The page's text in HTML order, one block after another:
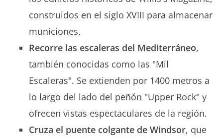
construidos en el siglo XVIII para almacenar
municiones.
Recorre las escaleras del Mediterráneo,
también conocidas como las "Mil
Escaleras". Se extienden por 1400 metros a
lo largo del lado del peñón "Upper Rock" y
ofrecen vistas espectaculares de la región.
Cruza el puente colgante de Windsor, que